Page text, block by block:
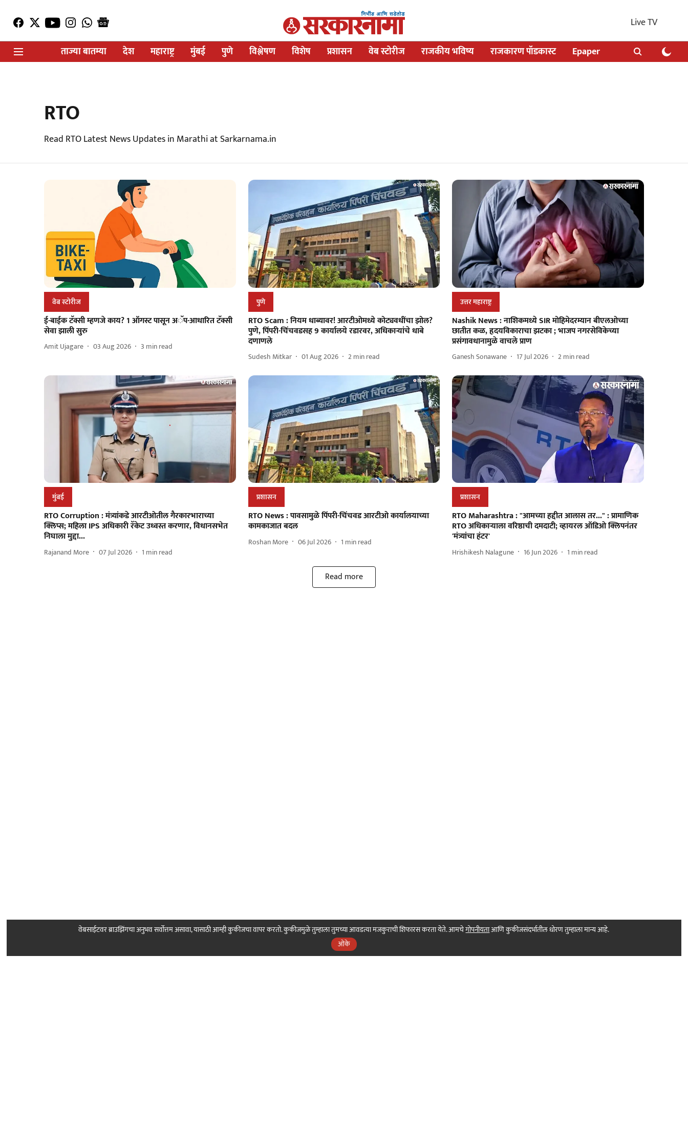
Live TV
ताज्या बातम्या
देश महाराष्ट्र मुंबई पुणे विश्लेषण विशेष प्रशासन वेब स्टोरीज राजकीय भविष्य राजकारण पॉडकास्ट Epaper
RTO
Read RTO Latest News Updates in Marathi at Sarkarnama.in
वेब स्टोरीज
ई-बाईक टॅक्सी म्हणजे काय? 1 ऑगस्ट पासून अॅप-आधारित टॅक्सी
सेवा झाली सुरु
Amit Ujagare 03 Aug 2026 3 min read
पुणे
RTO Scam : नियम धाब्यावर! आरटीओमध्ये कोट्यवधींचा झोल?
पुणे, पिंपरी-चिंचवडसह 9 कार्यालये रडारवर, अधिकाऱ्यांचे धाबे
दणाणले
Sudesh Mitkar 01 Aug 2026 2min read
उत्तर महाराष्ट्र
Nashik News : नाशिकमध्ये SIR मोहिमेदरम्यान बीएलओच्या
छातीत कळ, हृदयविकाराचा झटका ; भाजप नगरसेविकेच्या
प्रसंगावधानामुळे वाचले प्राण
Ganesh Sonawane 17 Jul 2026 2min read
मुंबई
RTO Corruption : मंत्र्यांकडे आरटीओतील गैरकारभाराच्या
क्लिप्स; महिला IPS अधिकारी रॅकेट उध्वस्त करणार, विधानसभेत
निघाला मुद्दा...
Rajanand More 07 Jul 2026 1 min read
प्रशासन
RTO News : पावसामुळे पिंपरी-चिंचवड आरटीओ कार्यालयाच्या
कामकाजात बदल
Roshan More 06 Jul 2026 1 min read
प्रशासन
RTO Maharashtra : "आमच्या हद्दीत आलास तर..." : प्रामाणिक
RTO अधिकाऱ्याला वरिष्ठाची दमदाटी; व्हायरल ऑडिओ क्लिपनंतर
'मंत्र्यांचा हंटर'
Hrishikesh Nalagune 16 Jun 2026 1 min read
Read more
वेबसाईटवर ब्राउझिंगचा अनुभव सर्वोत्तम असावा, यासाठी आम्ही कुकीजचा वापर करतो. कुकीजमुळे तुम्हाला तुमच्या आवडत्या मजकुराची शिफारस करता येते. आमचेगोपनीयताआणि कुकीजसंदर्भातील धोरण तुम्हाला मान्य आहे.
ओके